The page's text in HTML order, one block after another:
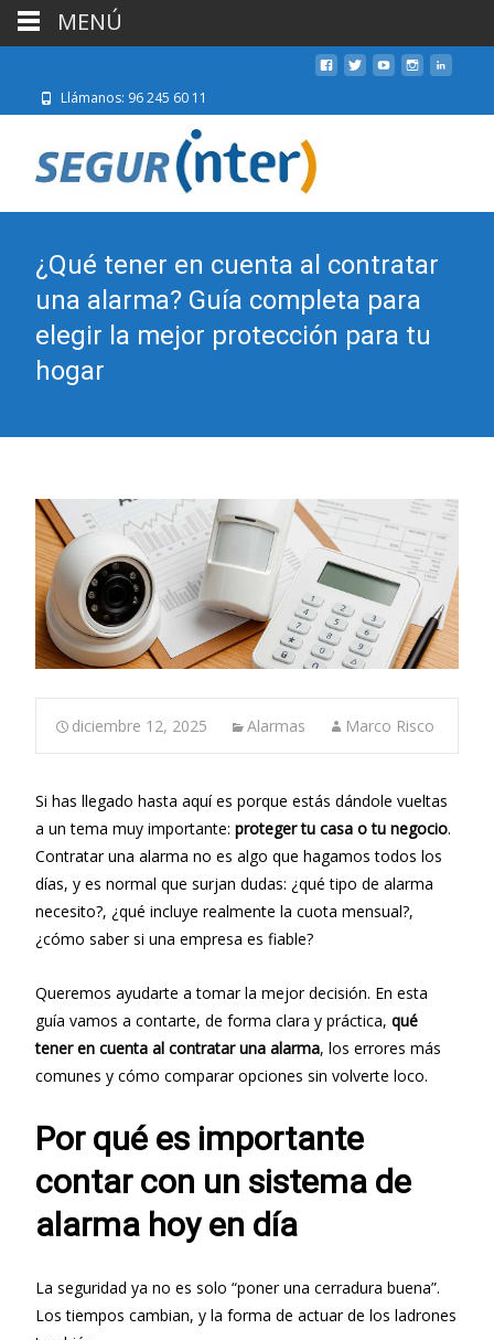
Llámanos: 96 245 60 11
¿Qué tener en cuenta al contratar
una alarma? Guía completa para
elegir la mejor protección para tu
hogar
diciembre 12, 2025 Alarmas Marco Risco
Si has llegado hasta aquí es porque estás dándole vueltas
a un tema muy importante: proteger tu casa o tu negocio.
Contratar una alarma no es algo que hagamos todos los
días, y es normal que surjan dudas: ¿qué tipo de alarma
necesito?, ¿qué incluye realmente la cuota mensual?,
¿cómo saber si una empresa es fiable?
Queremos ayudarte a tomar la mejor decisión. En esta
guía vamos a contarte, de forma clara y práctica, qué
tener en cuenta al contratar una alarma, los errores más
comunes y cómo comparar opciones sin volverte loco.
Por qué es importante
contar con un sistema de
alarma hoy en día
La seguridad ya no es solo “poner una cerradura buena”.
Los tiempos cambian, y la forma de actuar de los ladrones
MENÚ